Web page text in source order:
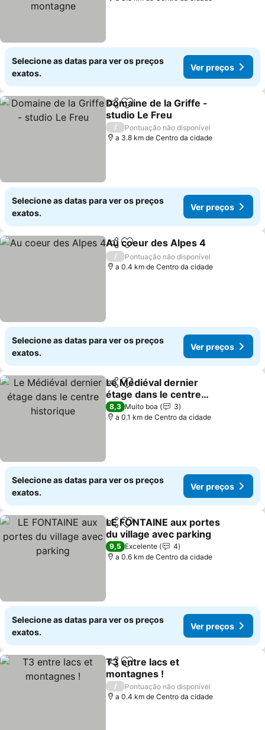
Selecione as datas para ver os preços
exatos.
Ver preços
PartilharAdicionar aos favoritos
Domaine de la Griffe -
studio Le Freu
Ver preços
/
Pontuação não disponível
a 3.8 km de Centro da cidade
Selecione as datas para ver os preços
exatos.
Ver preços
PartilharAdicionar aos favoritos
Au coeur des Alpes 4
/
Pontuação não disponível
a 0.4 km de Centro da cidade
Selecione as datas para ver os preços
exatos.
Ver preços
PartilharAdicionar aos favoritos
Le Médiéval dernier
étage dans le centre
historique
Ver preços
8,3 Muito boa
3
a 0.1 km de Centro da cidade
Selecione as datas para ver os preços
exatos.
Ver preços
PartilharAdicionar aos favoritos
LE FONTAINE aux portes
du village avec parking
Ver preços
9,5 Excelente
4
a 0.6 km de Centro da cidade
Selecione as datas para ver os preços
exatos.
Ver preços
PartilharAdicionar aos favoritos
T3 entre lacs et
montagnes !
Ver preços
/
Pontuação não disponível
a 0.4 km de Centro da cidade